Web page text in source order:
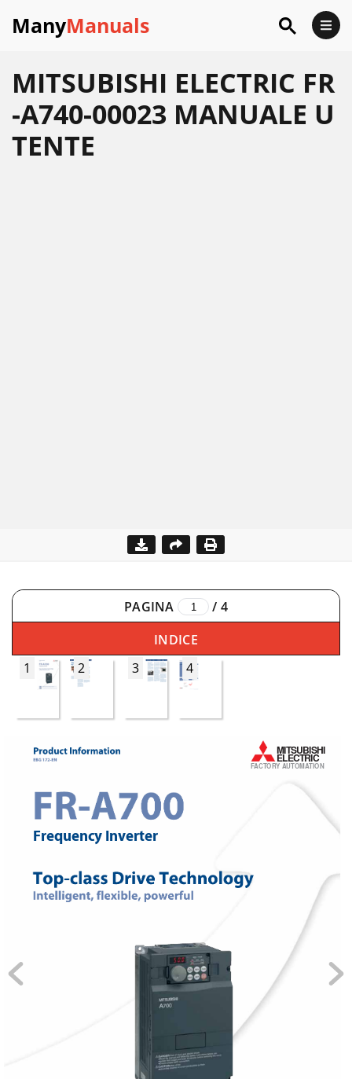
ManyManuals
MITSUBISHI ELECTRIC FR
-A740-00023 MANUALE U
TENTE
PAGINA / 4
INDICE
1
2 3 4
MITSUBISHI
ELECTRIC
FACTORY AUTOMATION
Frequency Inverter